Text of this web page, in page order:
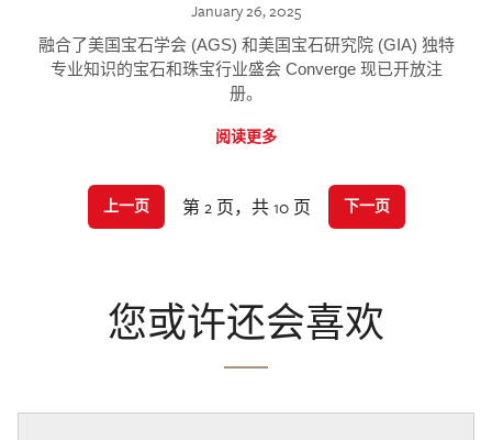
January 26, 2025
融合了美国宝石学会 (AGS) 和美国宝石研究院 (GIA) 独特
专业知识的宝石和珠宝行业盛会 Converge 现已开放注
册。
阅读更多
上一页 第 2 页，共 10 页 下一页
您或许还会喜欢